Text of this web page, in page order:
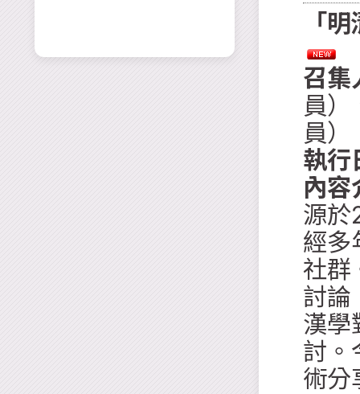
「
召集
員
員）
執行
內容
源於
經多
社群
討論
漢學
討。
術分